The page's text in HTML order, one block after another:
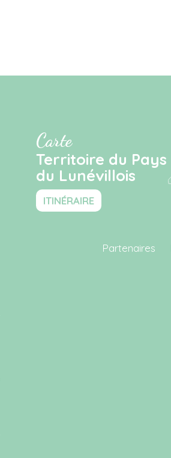
Carte
Territoire du Pays
du Lunévillois
ITINÉRAIRE
Partenaires